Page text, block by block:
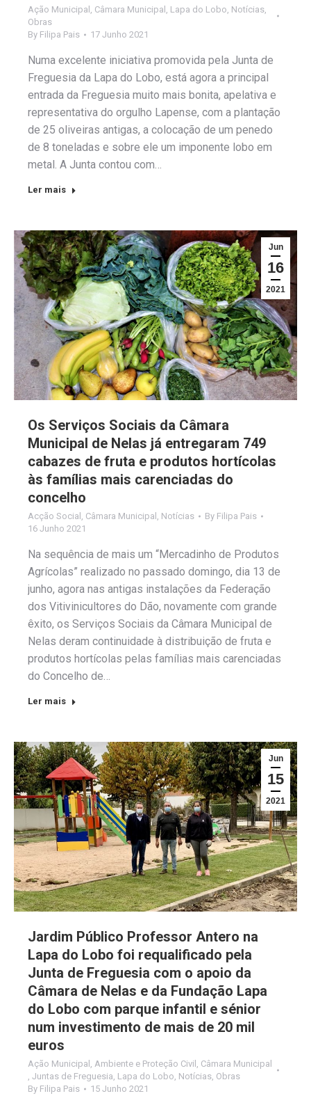
Ação Municipal Câmara Municipal Lapa do Lobo Notícias
Obras
By Filipa Pais 17 Junho 2021
Numa excelente iniciativa promovida pela Junta de
Freguesia da Lapa do Lobo, está agora a principal
entrada da Freguesia muito mais bonita, apelativa e
representativa do orgulho Lapense, com a plantação
de 25 oliveiras antigas, a colocação de um penedo
de 8 toneladas e sobre ele um imponente lobo em
metal. A Junta contou com…
Ler mais
Jun
16
2021
Os Serviços Sociais da Câmara
Municipal de Nelas já entregaram 749
cabazes de fruta e produtos hortícolas
às famílias mais carenciadas do
concelho
Acção Social Câmara Municipal Notícias By Filipa Pais
16 Junho 2021
Na sequência de mais um “Mercadinho de Produtos
Agrícolas” realizado no passado domingo, dia 13 de
junho, agora nas antigas instalações da Federação
dos Vitivinicultores do Dão, novamente com grande
êxito, os Serviços Sociais da Câmara Municipal de
Nelas deram continuidade à distribuição de fruta e
produtos hortícolas pelas famílias mais carenciadas
do Concelho de…
Ler mais
Jun
15
2021
Jardim Público Professor Antero na
Lapa do Lobo foi requalificado pela
Junta de Freguesia com o apoio da
Câmara de Nelas e da Fundação Lapa
do Lobo com parque infantil e sénior
num investimento de mais de 20 mil
euros
Ação Municipal , Ambiente e Proteção Civil , Câmara Municipal
, Juntas de Freguesia, Lapa do Lobo, Notícias, Obras
By Filipa Pais 15 Junho 2021